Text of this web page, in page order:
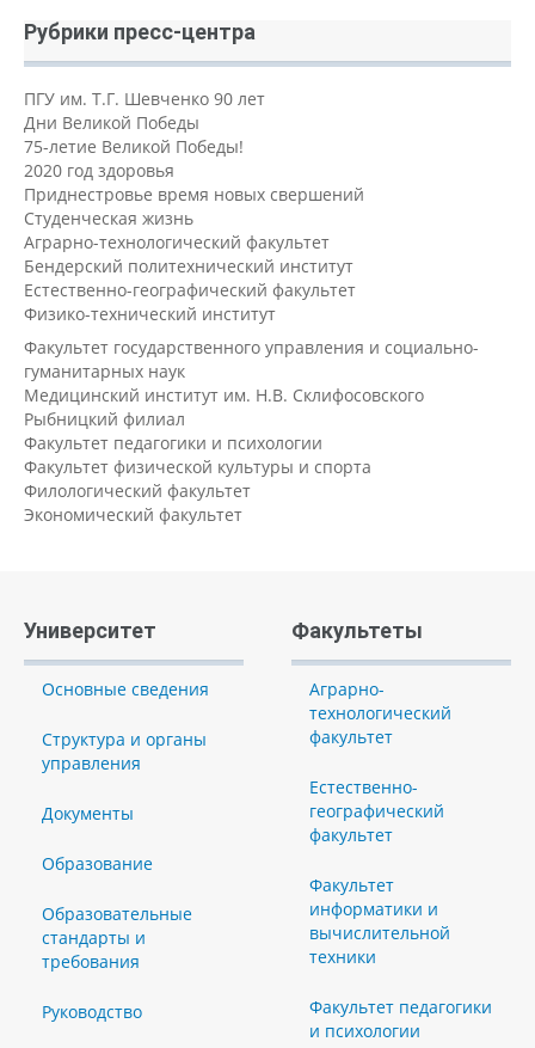
Рубрики пресс-центра
ПГУ им. Т.Г. Шевченко 90 лет
Дни Великой Победы
75-летие Великой Победы!
2020 год здоровья
Приднестровье время новых свершений
Студенческая жизнь
Аграрно-технологический факультет
Бендерский политехнический институт
Естественно-географический факультет
Физико-технический институт
Факультет государственного управления и социально-
гуманитарных наук
Медицинский институт им. Н.В. Склифосовского
Рыбницкий филиал
Факультет педагогики и психологии
Факультет физической культуры и спорта
Филологический факультет
Экономический факультет
Университет
Основные сведения
Структура и органы
управления
Документы
Образование
Образовательные
стандарты и
требования
Руководство
Факультеты
Аграрно-
технологический
факультет
Естественно-
географический
факультет
Факультет
информатики и
вычислительной
техники
Факультет педагогики
и психологии